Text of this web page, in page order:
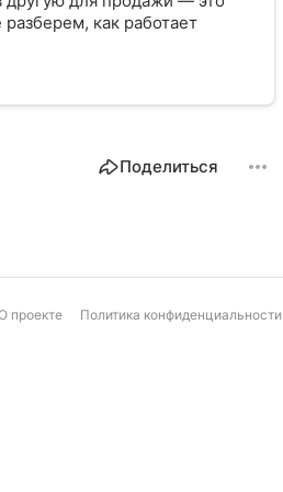
как работает
Поделиться
проекте Политика конфиденциальности